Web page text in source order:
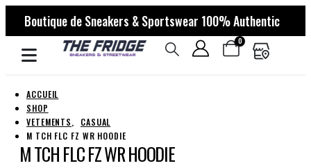
Boutique de Sneakers & Sportswear 100% Authentic
0
ACCUEIL
SHOP
VETEMENTS,
CASUAL
M TCH FLC FZ WR HOODIE
M TCH FLC FZ WR HOODIE